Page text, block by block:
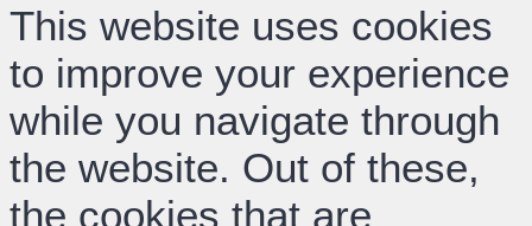
This website uses cookies
to improve your experience
while you navigate through
the website. Out of these,
the cookies that are